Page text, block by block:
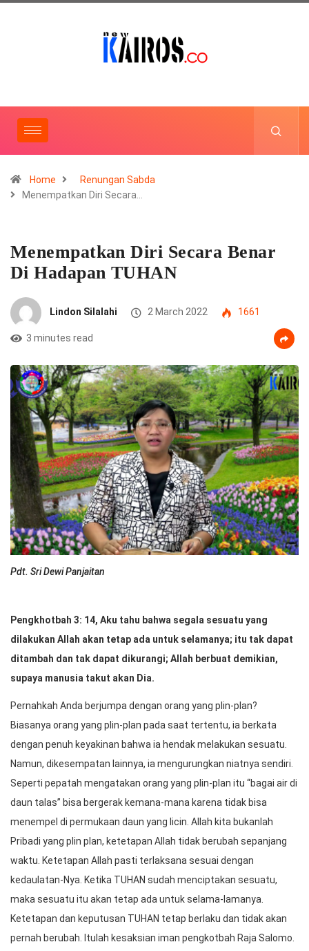
Home
Renungan Sabda
Menempatkan Diri Secara…
Menempatkan Diri Secara Benar
Di Hadapan TUHAN
Lindon Silalahi 2 March 2022 1661
3 minutes read
Pdt. Sri Dewi Panjaitan
Pengkhotbah 3: 14, Aku tahu bahwa segala sesuatu yang
dilakukan Allah akan tetap ada untuk selamanya; itu tak dapat
ditambah dan tak dapat dikurangi; Allah berbuat demikian,
supaya manusia takut akan Dia.
Pernahkah Anda berjumpa dengan orang yang plin-plan?
Biasanya orang yang plin-plan pada saat tertentu, ia berkata
dengan penuh keyakinan bahwa ia hendak melakukan sesuatu.
Namun, dikesempatan lainnya, ia mengurungkan niatnya sendiri.
Seperti pepatah mengatakan orang yang plin-plan itu “bagai air di
daun talas” bisa bergerak kemana-mana karena tidak bisa
menempel di permukaan daun yang licin. Allah kita bukanlah
Pribadi yang plin plan, ketetapan Allah tidak berubah sepanjang
waktu. Ketetapan Allah pasti terlaksana sesuai dengan
kedaulatan-Nya. Ketika TUHAN sudah menciptakan sesuatu,
maka sesuatu itu akan tetap ada untuk selama-lamanya.
Ketetapan dan keputusan TUHAN tetap berlaku dan tidak akan
pernah berubah. Itulah kesaksian iman pengkotbah Raja Salomo.